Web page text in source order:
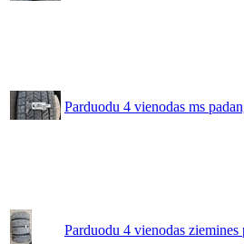
Parduodu 4 vienodas ms
Parduodu 4 vienodas